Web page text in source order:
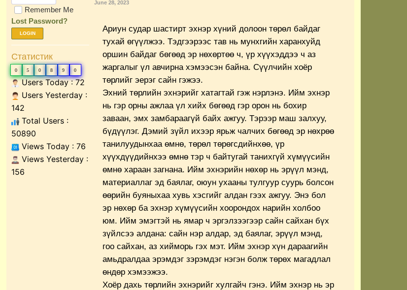
Remember Me
Lost Password?
LOGIN
Статистик
0 5 0 8 9 0
Users Today : 72
Users Yesterday :
142
Total Users :
50890
Views Today : 76
Views Yesterday :
156
June 28, 2023
Ариун судар шастирт эхнэр хүний долоон төрөл байдаг
тухай өгүүлжээ. Тэдгээрээс тав нь мунхгийн харанхуйд
оршин байдаг бөгөөд эр нөхөртөө ч, үр хүүхэддээ ч аз
жаргалыг үл авчирна хэмээсэн байна. Сүүлчийн хоёр
төрлийг эерэг сайн гэжээ.
Эхний төрлийн эхнэрийг хатагтай гэж нэрлэнэ. Ийм эхнэр
нь гэр орны ажлаа үл хийх бөгөөд гэр орон нь бохир
заваан, эмх замбараагүй байх ажгуу. Тэрээр маш залхуу,
бүдүүлэг. Дэмий зүйл ихээр ярьж чалчих бөгөөд эр нөхрөө
танилуудынхаа өмнө, төрөл төрөгсдийнхөө, үр
хүүхдүүдийнхээ өмнө тэр ч байтугай танихгүй хүмүүсийн
өмнө хараан загнана. Ийм эхнэрийн нөхөр нь эрүүл мэнд,
материаллаг эд баялаг, оюун ухааны тулгуур суурь болсон
өөрийн буяныхаа хувь хэсгийг алдан гээх ажгуу. Энэ бол
эр нөхөр ба эхнэр хүмүүсийн хоорондох нарийн холбоо
юм. Ийм эмэгтэй нь ямар ч эргэлзээгээр сайн сайхан бүх
зүйлсээ алдана: сайн нэр алдар, эд баялаг, эрүүл мэнд,
гоо сайхан, аз хийморь гэх мэт. Ийм эхнэр хүн дараагийн
амьдралдаа эрэмдэг зэрэмдэг нэгэн болж төрөх магадлал
өндөр хэмээжээ.
Хоёр дахь төрлийн эхнэрийг хулгайч гэнэ. Ийм эхнэр нь эр